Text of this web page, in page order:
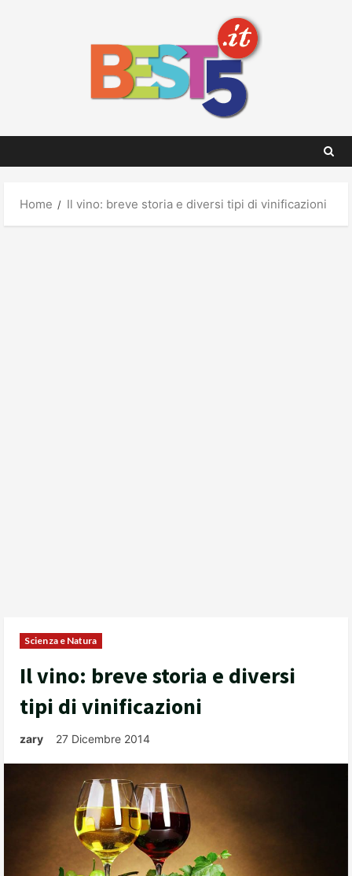
Home Il vino: breve storia e diversi tipi di vinificazioni
Scienza e Natura
Il vino: breve storia e diversi
tipi di vinificazioni
zary 27 Dicembre 2014